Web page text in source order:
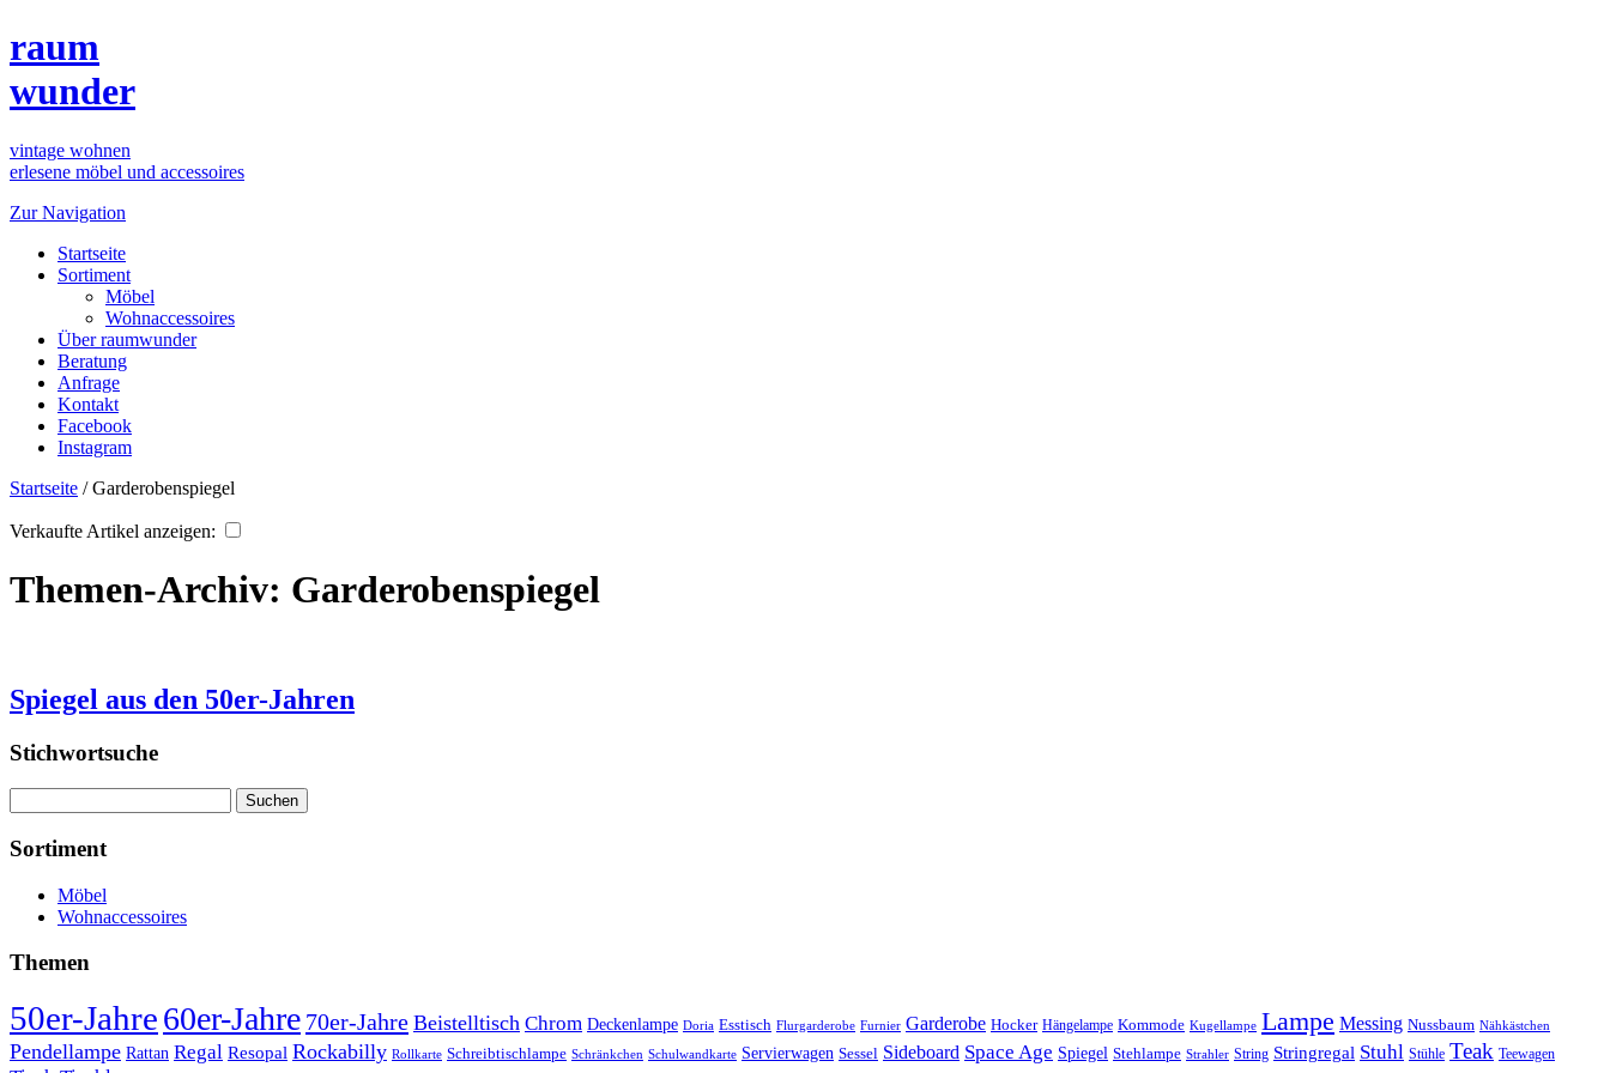
raum
wunder
vintage wohnen
erlesene möbel und accessoires
Zur Navigation
Startseite
Sortiment
Möbel
Wohnaccessoires
Über raumwunder
Beratung
Anfrage
Kontakt
Facebook
Instagram
Startseite /Garderobenspiegel
Verkaufte Artikel anzeigen:
Themen-Archiv: Garderobenspiegel
Spiegel aus den 50er-Jahren
Stichwortsuche
nach:
Sortiment
Möbel
Wohnaccessoires
Themen
50er-Jahre60er-Jahre 70er-Jahre Beistelltisch Chrom Deckenlampe Doria Esstisch Flurgarderobe Furnier Garderobe Hocker Hängelampe Kommode Kugellampe Lampe Messing Nussbaum Nähkästchen
Pendellampe Rattan Regal Resopal Rockabilly Rollkarte Schreibtischlampe Schränkchen Schulwandkarte Servierwagen Sessel Sideboard Space Age Spiegel Stehlampe Strahler String Stringregal Stuhl Stühle Teak Teewagen